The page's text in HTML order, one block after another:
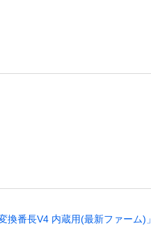
番長V4 内蔵用(最新ファーム)」